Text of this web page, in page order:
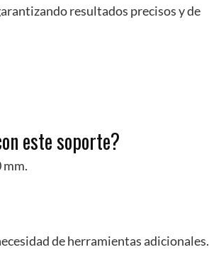
resultados precisos y de
este soporte?
mm.
de herramientas adicionales.